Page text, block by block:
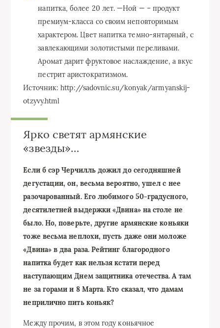
напитка, более 20 лет. —Ной — – продукт
премиум-класса со своим неповторимым
характером. Цвет напитка темно-янтарный, с
завлекающими золотистыми переливами.
Аромат дарит фруктовое наслаждение, а вкус
пестрит аристократизмом.
Источник: http://sadovnic.su/konyak/armyanskij-
otzyvy.html
Ярко светят армянские
«звезды»…
Если б сэр Черчилль дожил до сегодняшней
дегустации, он, весьма вероятно, ушел с нее
разочарованный. Его любимого 50-градусного,
десятилетней выдержки «Двина» на столе не
было. Но, поверьте, другие армянские коньяки
тоже весьма неплохи, пусть даже они моложе
«Двина» в два раза. Рейтинг благородного
напитка будет как нельзя кстати перед
наступающим Днем защитника отечества. А там
не за горами и 8 Марта. Кто сказал, что дамам
неприлично пить коньяк?
Между прочим, в этом году коньячное